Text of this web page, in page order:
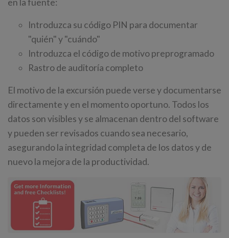
Introduzca su código PIN para documentar
"quién" y "cuándo"
Introduzca el código de motivo preprogramado
Rastro de auditoría completo
El motivo de la excursión puede verse y documentarse
directamente y en el momento oportuno. Todos los
datos son visibles y se almacenan dentro del software
y pueden ser revisados cuando sea necesario,
asegurando la integridad completa de los datos y de
nuevo la mejora de la productividad.